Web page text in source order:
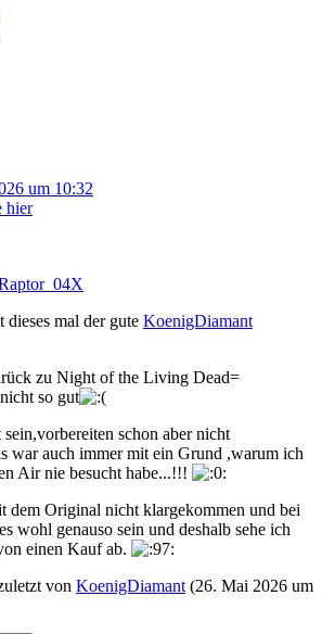
um 10:32
hier
dieses mal der gute KoenigDiamant
zu Night of the Living Dead=
so gut
sein,vorbereiten schon aber nicht
war auch immer mit ein Grund ,warum ich
Air nie besucht habe...!!!
dem Original nicht klargekommen und bei
wohl genauso sein und deshalb sehe ich
einen Kauf ab.
von KoenigDiamant (26. Mai 2026 um